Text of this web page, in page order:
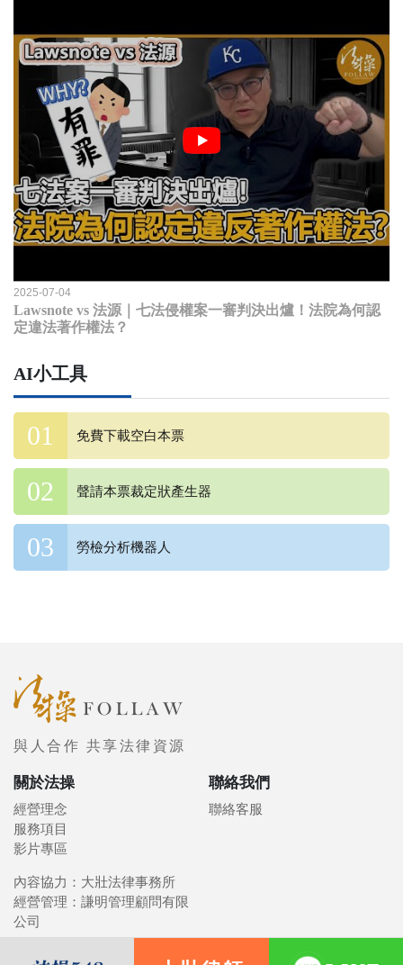
2025-07-04
Lawsnote vs 法源｜七法侵權案一審判決出爐！法院為何認
定違法著作權法？
AI小工具
免費下載空白本票
聲請本票裁定狀產生器
勞檢分析機器人
與人合作 共享法律資源
關於法操
經營理念
服務項目
影片專區
聯絡我們
聯絡客服
內容協力：大壯法律事務所
經營管理：謙明管理顧問有限
公司